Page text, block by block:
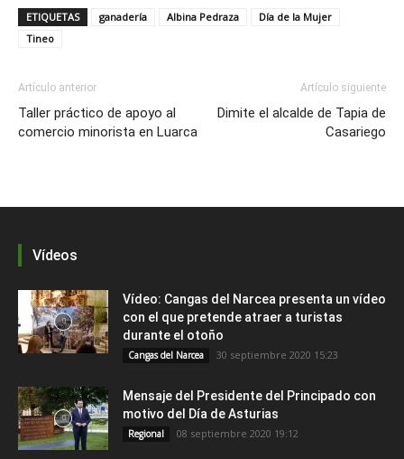
ETIQUETAS ganadería Albina Pedraza
Día de la Mujer
Tineo
Artículo anterior
Taller práctico de apoyo al
comercio minorista en Luarca
Artículo siguiente
Dimite el alcalde de Tapia de
Casariego
Vídeos
Vídeo: Cangas del Narcea presenta un vídeo
con el que pretende atraer a turistas
durante el otoño
Cangas del Narcea 30 septiembre 2020 15:23
Mensaje del Presidente del Principado con
motivo del Día de Asturias
Regional 08 septiembre 2020 19:12